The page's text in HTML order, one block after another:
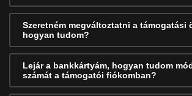
Szeretném megváltoztatni a támogatási
hogyan tudom?
Lejár a bankkártyám, hogyan tudom
számát a támogatói fiókomban?